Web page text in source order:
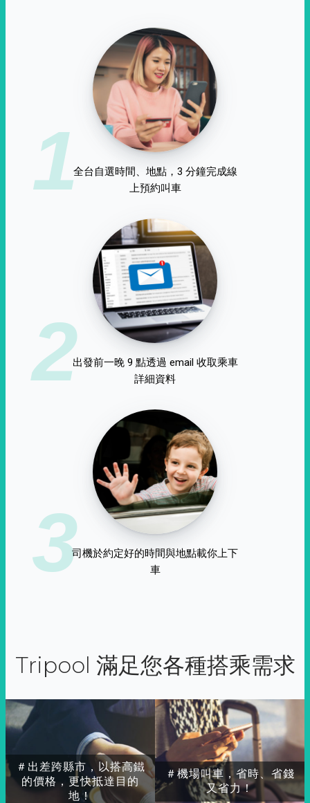
1全台自選時間、地點，3 分鐘完成線
上預約叫車
2出發前一晚 9 點透過 email 收取乘車
詳細資料
3司機於約定好的時間與地點載你上下
車
Tripool 滿足您各種搭乘需求
＃出差跨縣市，以搭高鐵
的價格，更快抵達目的
地！
＃機場叫車，省時、省錢
又省力！